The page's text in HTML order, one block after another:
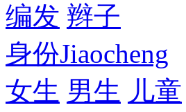
编发 辫子
身份Jiaocheng
女生 男生 儿童